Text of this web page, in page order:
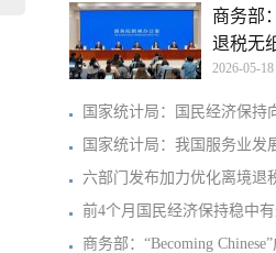
商务部
退税无
2026-05-18
国家统计局：国民经济保持
国家统计局：我国服务业发
六部门发布加力优化离境退
前4个月国民经济保持稳中
商务部：“Becoming